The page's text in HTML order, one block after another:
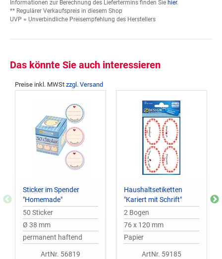
Informationen zur Berechnung des Liefertermins finden Sie hier.
** Regulärer Verkaufspreis in diesem Shop
UVP = Unverbindliche Preisempfehlung des Herstellers
Das könnte Sie auch interessieren
Preise inkl. MWSt zzgl. Versand
Sticker im Spender
"Homemade"
50 Sticker
Ø 38 mm
permanent haftend
ArtNr. 56819
Haushaltsetiketten
"Kariert mit Schrift"
2 Bogen
76 x 120 mm
Papier
ArtNr. 59185